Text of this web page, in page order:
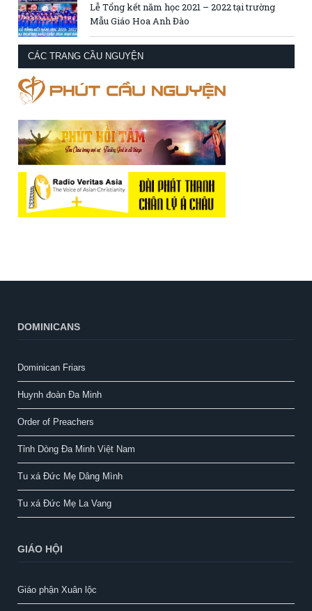
Lễ Tổng kết năm học 2021 – 2022 tại trường
Mẫu Giáo Hoa Anh Đào
CÁC TRANG CẦU NGUYỆN
DOMINICANS
Dominican Friars
Huynh đoàn Đa Minh
Order of Preachers
Tỉnh Dòng Đa Minh Việt Nam
Tu xá Đức Mẹ Dâng Mình
Tu xá Đức Mẹ La Vang
GIÁO HỘI
Giáo phận Xuân lộc